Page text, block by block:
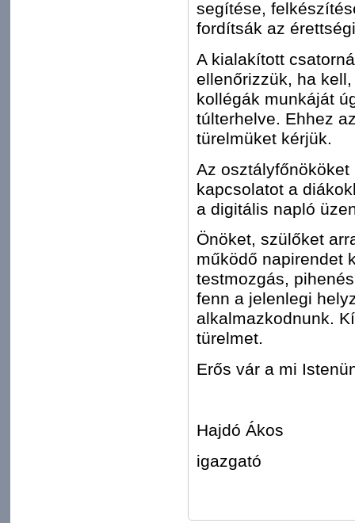
segítése,
fordítsák az
A kialakított
ellenőrizzük, ha
kollégák munkáját
túlterhelve. Ehhez
türelmüket kérjük.
Az
kapcsolatot a
a digitális napló
Önöket, szülőket
működő napirendet
testmozgás,
fenn a jelenlegi
alkalmazkodnunk.
türelmet.
Erős vár a mi
Hajdó Ákos
igazgató